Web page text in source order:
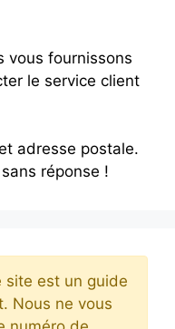
vous fournissons
le service client
adresse postale.
réponse !
site est un guide
Nous ne vous